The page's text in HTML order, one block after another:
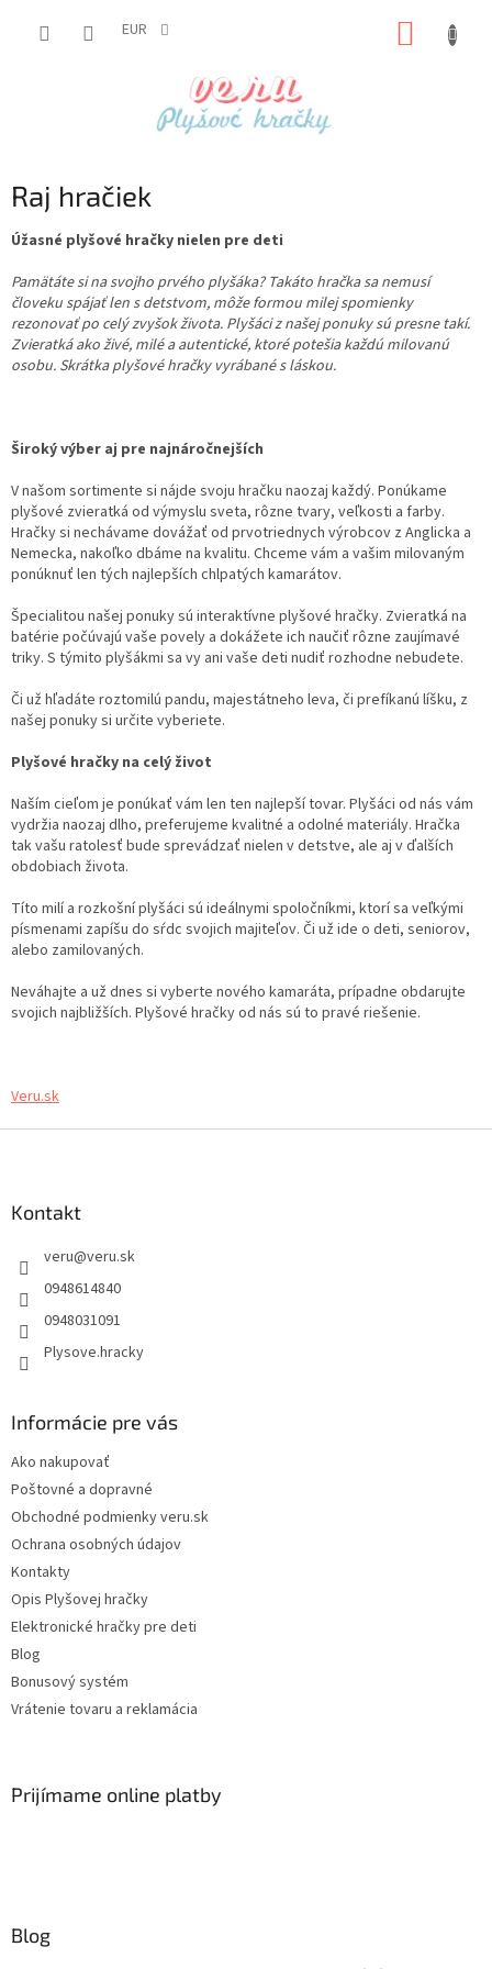
EUR
Raj hračiek
Úžasné plyšové hračky nielen pre deti
Pamätáte si na svojho prvého plyšáka? Takáto hračka sa nemusí
človeku spájať len s detstvom, môže formou milej spomienky
rezonovať po celý zvyšok života. Plyšáci z našej ponuky sú presne takí.
Zvieratká ako živé, milé a autentické, ktoré potešia každú milovanú
osobu. Skrátka plyšové hračky vyrábané s láskou.
Široký výber aj pre najnáročnejších
V našom sortimente si nájde svoju hračku naozaj každý. Ponúkame
plyšové zvieratká od výmyslu sveta, rôzne tvary, veľkosti a farby.
Hračky si nechávame dovážať od prvotriednych výrobcov z Anglicka a
Nemecka, nakoľko dbáme na kvalitu. Chceme vám a vašim milovaným
ponúknuť len tých najlepších chlpatých kamarátov.
Špecialitou našej ponuky sú interaktívne plyšové hračky. Zvieratká na
batérie počúvajú vaše povely a dokážete ich naučiť rôzne zaujímavé
triky. S týmito plyšákmi sa vy ani vaše deti nudiť rozhodne nebudete.
Či už hľadáte roztomilú pandu, majestátneho leva, či prefíkanú líšku, z
našej ponuky si určite vyberiete.
Plyšové hračky na celý život
Naším cieľom je ponúkať vám len ten najlepší tovar. Plyšáci od nás vám
vydržia naozaj dlho, preferujeme kvalitné a odolné materiály. Hračka
tak vašu ratolesť bude sprevádzať nielen v detstve, ale aj v ďalších
obdobiach života.
Títo milí a rozkošní plyšáci sú ideálnymi spoločníkmi, ktorí sa veľkými
písmenami zapíšu do sŕdc svojich majiteľov. Či už ide o deti, seniorov,
alebo zamilovaných.
Neváhajte a už dnes si vyberte nového kamaráta, prípadne obdarujte
svojich najbližších. Plyšové hračky od nás sú to pravé riešenie.
Veru.sk
Kontakt
veru@veru.sk
0948614840
0948031091
Plysove.hracky
Informácie pre vás
Ako nakupovať
Poštovné a dopravné
Obchodné podmienky veru.sk
Ochrana osobných údajov
Kontakty
Opis Plyšovej hračky
Elektronické hračky pre deti
Blog
Bonusový systém
Vrátenie tovaru a reklamácia
Prijímame online platby
Blog